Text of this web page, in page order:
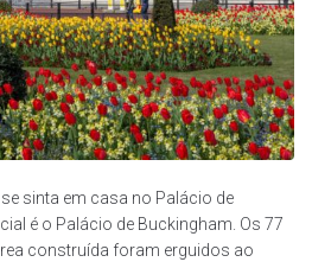
sinta em casa no Palácio de
é o Palácio de Buckingham. Os 77
construída foram erguidos ao